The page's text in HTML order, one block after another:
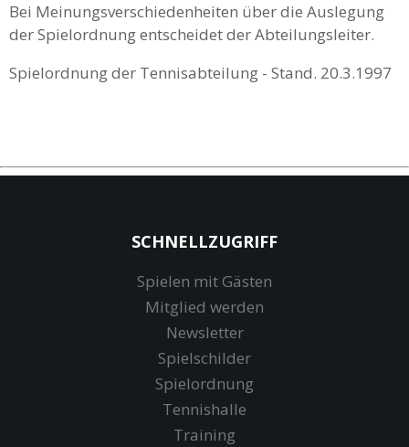
Bei Meinungsverschiedenheiten über die Auslegung
der Spielordnung entscheidet der Abteilungsleiter.
Spielordnung der Tennisabteilung - Stand. 20.3.1997
SCHNELLZUGRIFF
Spielen mit Gästen
Mitglied werden
Newsletter
Spielschilder
Spielordnung
Tennishalle
Training